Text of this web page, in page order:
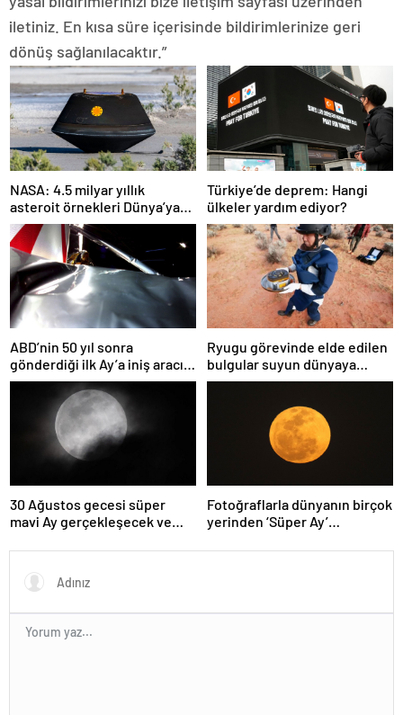
iletiniz. En kısa süre içerisinde bildirimlerinize geri
dönüş sağlanılacaktır.”
NASA: 4.5 milyar yıllık
asteroit örnekleri Dünya’ya
getirildi; yaşamın
başlangıcına ışık tutabilir
Türkiye’de deprem: Hangi
ülkeler yardım ediyor?
ABD’nin 50 yıl sonra
gönderdiği ilk Ay’a iniş aracı
Peregrine atmosferde
yanarak denize düştü
Ryugu görevinde elde edilen
bulgular suyun dünyaya
asteroitlerce getirilmiş
30 Ağustos gecesi süper
mavi Ay gerçekleşecek ve
olacak
Fotoğraflarla dünyanın birçok
yerinden ‘Süper Ay’